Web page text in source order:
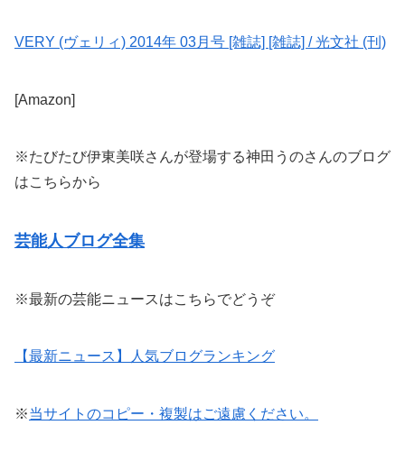
VERY (ヴェリィ) 2014年 03月号 [雑誌] [雑誌] / 光文社 (刊)
[Amazon]
※たびたび伊東美咲さんが登場する神田うのさんのブログ
はこちらから
芸能人ブログ全集
※最新の芸能ニュースはこちらでどうぞ
【最新ニュース】人気ブログランキング
※当サイトのコピー・複製はご遠慮ください。